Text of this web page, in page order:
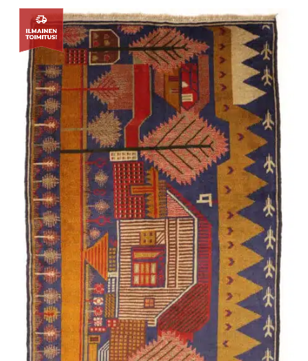
-60%